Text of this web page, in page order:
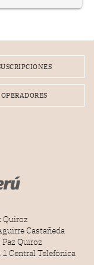
greet con
OPERADORES
Quiroz
Castañeda
Quiroz
Central Telefónica